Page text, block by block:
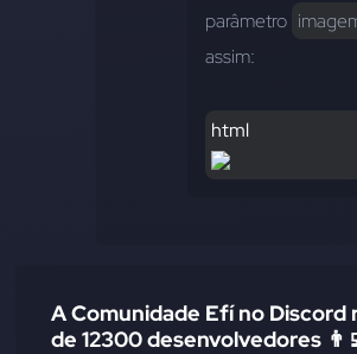
parâmetro
assim:
html
A Comunidade Efí no Discord
de 12300 desenvolvedores